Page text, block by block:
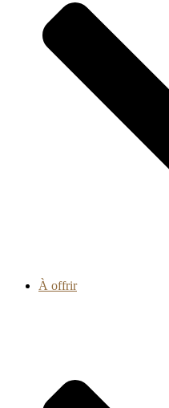
À offrir